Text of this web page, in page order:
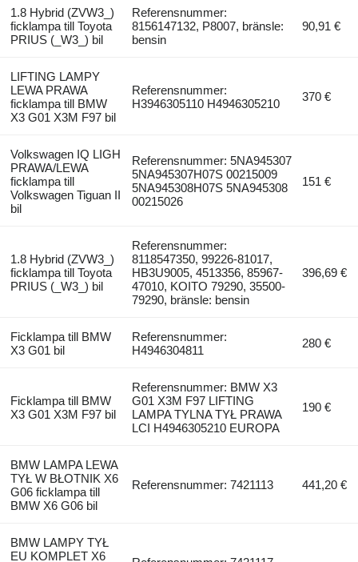
1.8 Hybrid (ZVW3_)
ficklampa till Toyota
PRIUS (_W3_) bil
Referensnummer:
8156147132, P8007, bränsle:
bensin
90,91 €
LIFTING LAMPY
LEWA PRAWA
ficklampa till BMW
X3 G01 X3M F97 bil
Referensnummer:
H3946305110 H4946305210
370 €
Volkswagen IQ LIGH
PRAWA/LEWA
ficklampa till
Volkswagen Tiguan II
bil
Referensnummer: 5NA945307
5NA945307H07S 00215009
5NA945308H07S 5NA945308
00215026
151 €
1.8 Hybrid (ZVW3_)
ficklampa till Toyota
PRIUS (_W3_) bil
Referensnummer:
8118547350, 99226-81017,
HB3U9005, 4513356, 85967-
47010, KOITO 79290, 35500-
79290, bränsle: bensin
396,69 €
Ficklampa till BMW
X3 G01 bil
Referensnummer:
H4946304811
280 €
Ficklampa till BMW
X3 G01 X3M F97 bil
Referensnummer: BMW X3
G01 X3M F97 LIFTING
LAMPA TYLNA TYŁ PRAWA
LCI H4946305210 EUROPA
190 €
BMW LAMPA LEWA
TYŁ W BŁOTNIK X6
G06 ficklampa till
BMW X6 G06 bil
Referensnummer: 7421113 441,20 €
BMW LAMPY TYŁ
EU KOMPLET X6